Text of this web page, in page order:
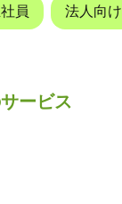
員 法人向け
ービス